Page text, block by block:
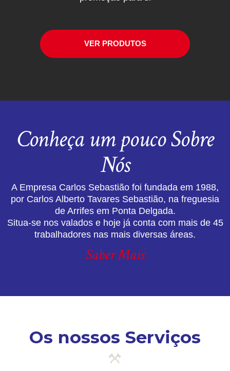
VER PRODUTOS
Conheça um pouco Sobre
Nós
A Empresa Carlos Sebastião foi fundada em 1988,
por Carlos Alberto Tavares Sebastião, na freguesia
de Arrifes em Ponta Delgada.
Situa-se nos valados e hoje já conta com mais de 45
trabalhadores nas mais diversas áreas.
Saber Mais
Os nossos Serviços